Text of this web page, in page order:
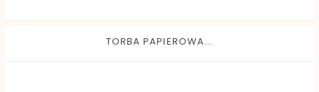
TORBA PAPIEROWA...